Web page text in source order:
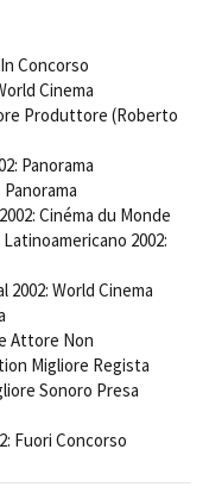
Concorso
Cinema
Produttore (Roberto
Panorama
Cinéma du Monde
2002:
World Cinema
Attore Non
Migliore Regista
Sonoro Presa
Fuori Concorso